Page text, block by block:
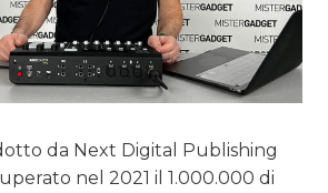
da Next Digital Publishing
nel 2021 il 1.000.000 di